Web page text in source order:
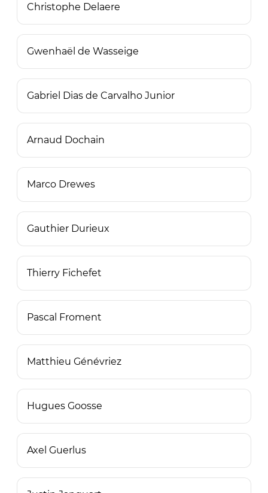
Christophe Delaere
Gwenhaël de Wasseige
Gabriel Dias de Carvalho Junior
Arnaud Dochain
Marco Drewes
Gauthier Durieux
Thierry Fichefet
Pascal Froment
Matthieu Génévriez
Hugues Goosse
Axel Guerlus